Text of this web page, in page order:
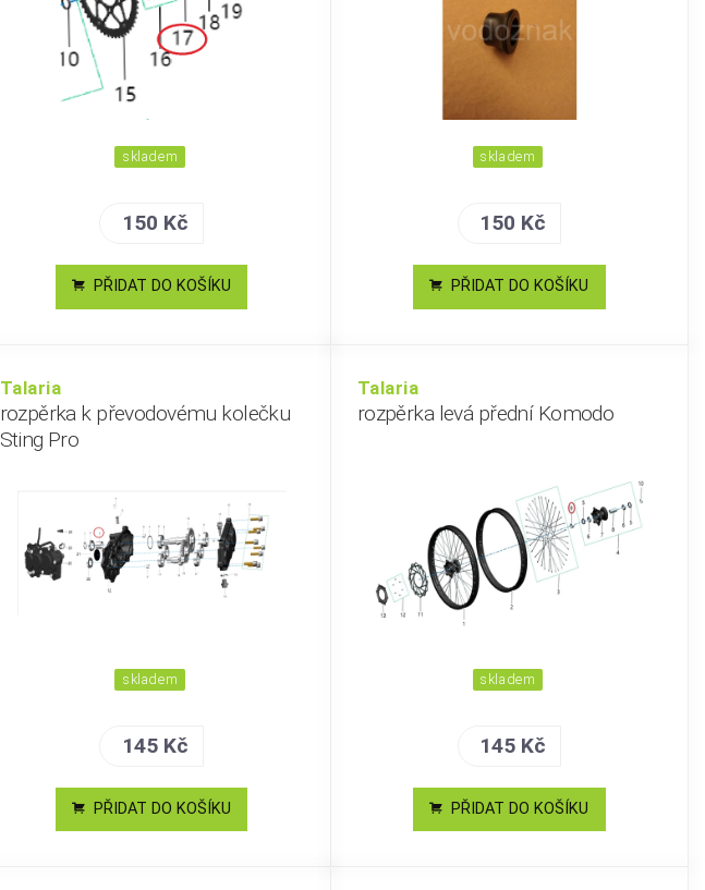
skladem
150 Kč
PŘIDAT DO KOŠÍKU
skladem
150 Kč
PŘIDAT DO KOŠÍKU
Talaria
rozpěrka k převodovému kolečku
Sting Pro
skladem
145 Kč
PŘIDAT DO KOŠÍKU
Talaria
rozpěrka levá přední Komodo
skladem
145 Kč
PŘIDAT DO KOŠÍKU